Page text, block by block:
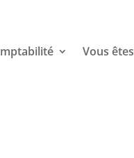
Vous êtes